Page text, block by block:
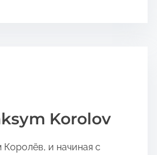
Korolov
и начиная с